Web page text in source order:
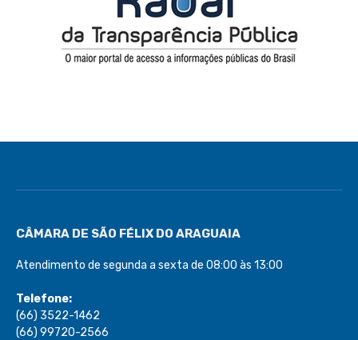
CÂMARA DE SÃO FÉLIX DO ARAGUAIA
Atendimento de segunda a sexta de 08:00 às 13:00
Telefone:
(66) 3522-1462
(66) 99720-2566